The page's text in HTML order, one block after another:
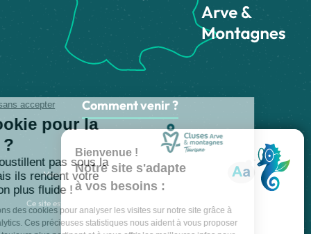
Comment venir ?
Made with IRIS Interactive
Mentions légales - Politique de confidentialité Plan du site
Accessibilité numérique -
Ce site est protégé par reCAPTCHA. Les
conditions d'utilisation
de Google s'appliquent.